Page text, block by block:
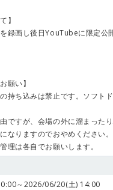
】
録画し後日YouTubeに限定公
願い】
持ち込みは禁止です。ソフト
ですが、会場の外に溜まった
なりますのでおやめください。
理は各自でお願いします。
～2026/06/20(土) 14:00